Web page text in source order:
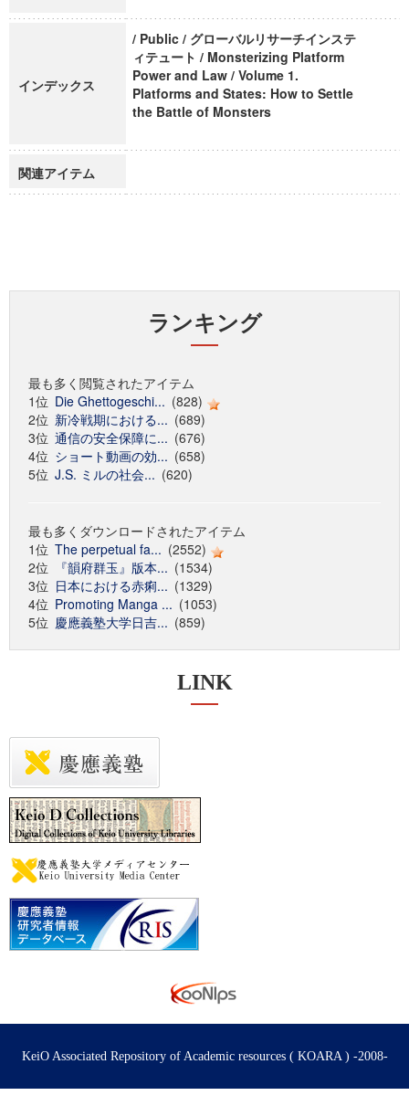
インデックス
/ Public / グローバルリサーチインステ
ィテュート / Monsterizing Platform
Power and Law / Volume 1.
Platforms and States: How to Settle
the Battle of Monsters
関連アイテム
ランキング
最も多く閲覧されたアイテム
1位 Die Ghettogeschi... (828)
2位 新冷戦期における... (689)
3位 通信の安全保障に... (676)
4位 ショート動画の効... (658)
5位 J.S. ミルの社会... (620)
最も多くダウンロードされたアイテム
1位 The perpetual fa... (2552)
2位
『韻府群玉』版本... (1534)
3位 日本における赤痢... (1329)
4位 Promoting Manga ... (1053)
5位 慶應義塾大学日吉... (859)
LINK
KeiO Associated Repository of Academic resources ( KOARA ) -2008-